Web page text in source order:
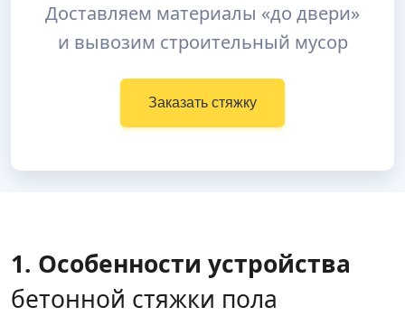
Доставляем материалы «до двери»
и вывозим строительный мусор
Заказать стяжку
1. Особенности устройства
бетонной стяжки пола